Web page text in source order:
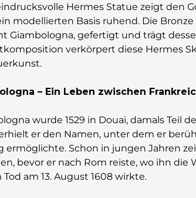
Hermes Statue zeigt den
modellierten Basis ruhend. Die
Giambologna, gefertigt und trägt
verkörpert diese Hermes
– Ein Leben zwischen
wurde 1529 in Douai, damals Teil
er den Namen, unter dem er
ermöglichte. Schon in jungen Jahren
bevor er nach Rom reiste, wo ihn die
am 13. August 1608 wirkte.